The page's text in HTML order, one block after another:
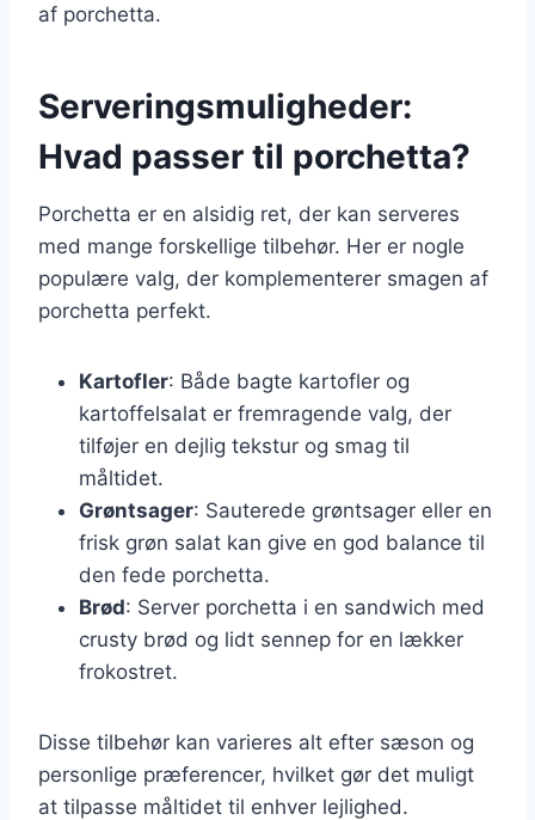
af porchetta.
Serveringsmuligheder:
Hvad passer til porchetta?
Porchetta er en alsidig ret, der kan serveres
med mange forskellige tilbehør. Her er nogle
populære valg, der komplementerer smagen af
porchetta perfekt.
Kartofler: Både bagte kartofler og
kartoffelsalat er fremragende valg, der
tilføjer en dejlig tekstur og smag til
måltidet.
Grøntsager: Sauterede grøntsager eller en
frisk grøn salat kan give en god balance til
den fede porchetta.
Brød: Server porchetta i en sandwich med
crusty brød og lidt sennep for en lækker
frokostret.
Disse tilbehør kan varieres alt efter sæson og
personlige præferencer, hvilket gør det muligt
at tilpasse måltidet til enhver lejlighed.